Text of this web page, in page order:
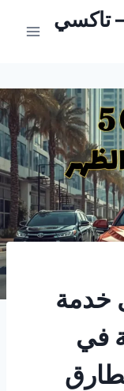
ساعة – تاكسي
خدمة
في